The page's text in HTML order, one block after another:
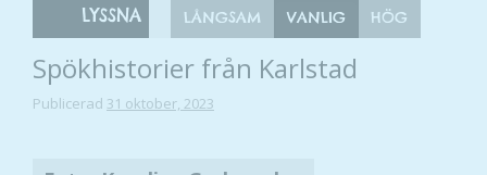
LYSSNA LÅNGSAM VANLIG HÖG
Spökhistorier från Karlstad
Publicerad 31 oktober, 2023